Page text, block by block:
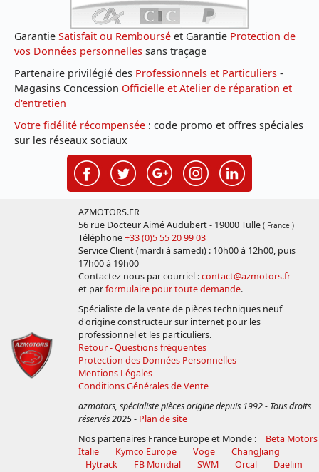
Garantie Satisfait ou Remboursé et Garantie Protection de
vos Données personnelles sans traçage
Partenaire privilégié des Professionnels et Particuliers -
Magasins Concession Officielle et Atelier de réparation et
d'entretien
Votre fidélité récompensée : code promo et offres spéciales
sur les réseaux sociaux
AZMOTORS.FR
56 rue Docteur Aimé Audubert - 19000 Tulle ( France )
Téléphone+33 (0)5 55 20 99 03
Service Client (mardi à samedi) : 10h00 à 12h00, puis
17h00 à 19h00
Contactez nous par courriel :contact@azmotors.fr
et parformulaire pour toute demande.
Spécialiste de la vente de pièces techniques neuf
d'origine constructeur sur internet pour les
professionnel et les particuliers.
Retour - Questions fréquentes
Protection des Données Personnelles
Mentions Légales
Conditions Générales de Vente
azmotors, spécialiste pièces origine depuis 1992 - Tous droits
réservés 2025- Plan de site
Nos partenaires France Europe et Monde :
Beta Motors
Italie
Kymco Europe Voge
ChangJiang
Hytrack
FB Mondial SWM Orcal
Daelim